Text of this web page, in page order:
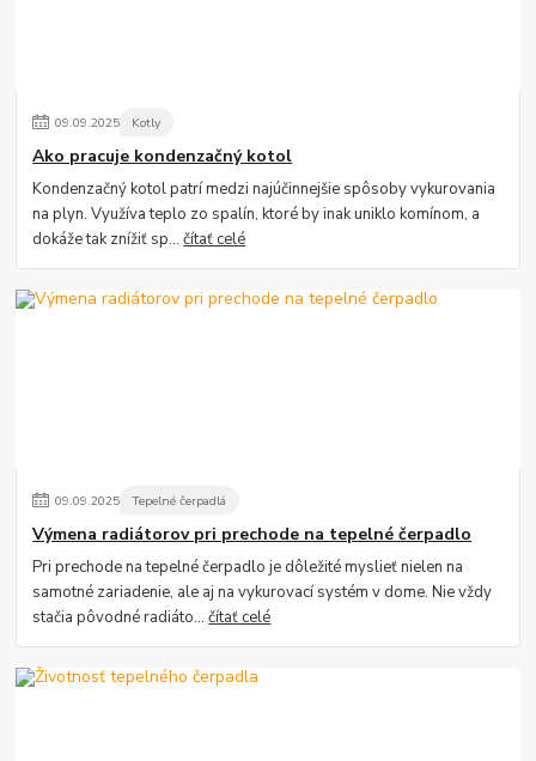
09.09.2025 Kotly
Ako pracuje kondenzačný kotol
Kondenzačný kotol patrí medzi najúčinnejšie spôsoby vykurovania
na plyn. Využíva teplo zo spalín, ktoré by inak uniklo komínom, a
dokáže tak znížiť sp...čítať celé
09.09.2025 Tepelné čerpadlá
Výmena radiátorov pri prechode na tepelné čerpadlo
Pri prechode na tepelné čerpadlo je dôležité myslieť nielen na
samotné zariadenie, ale aj na vykurovací systém v dome. Nie vždy
stačia pôvodné radiáto...čítať celé